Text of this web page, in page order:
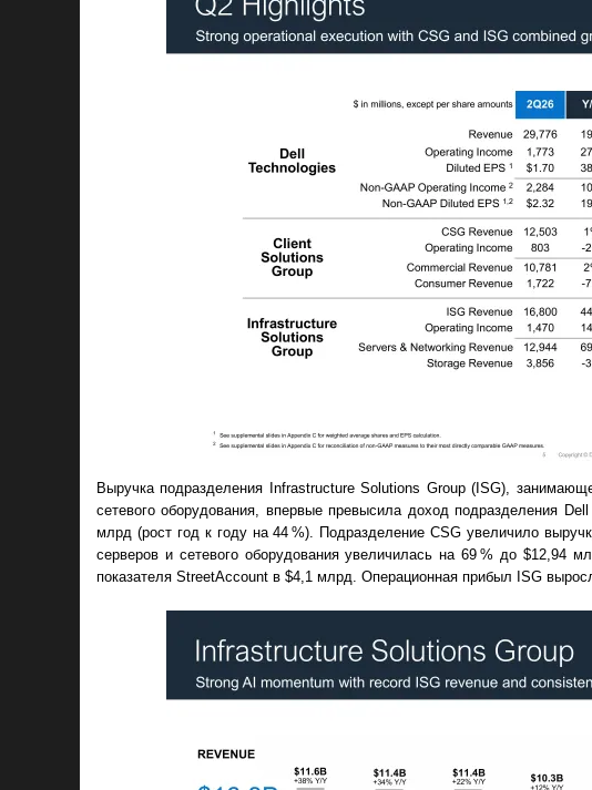
Выручка подразделения Infrastructure Solutions Group (ISG),
сетевого оборудования, впервые превысила доход подразделения
млрд (рост год к году на 44 %). Подразделение CSG увеличило
серверов и сетевого оборудования увеличилась на 69 % до
показателя StreetAccount в $4,1 млрд. Операционная прибыл ISG